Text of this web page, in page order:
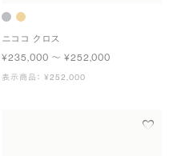
ニココ クロス
¥235,000 〜 ¥252,000
表示商品： ¥252,000